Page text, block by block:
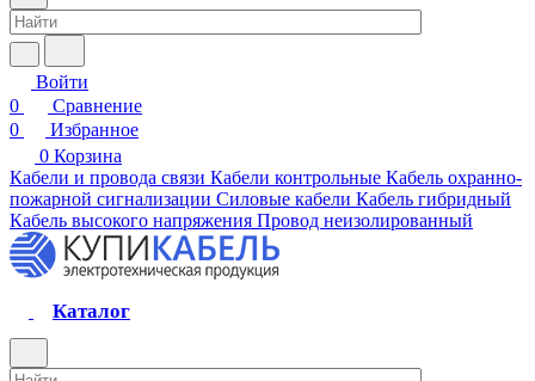
Войти
0
Сравнение
0
Избранное
0 Корзина
Кабели и провода связи Кабели контрольные Кабель охранно-
пожарной сигнализации Силовые кабели Кабель гибридный
Кабель высокого напряжения Провод неизолированный
Каталог